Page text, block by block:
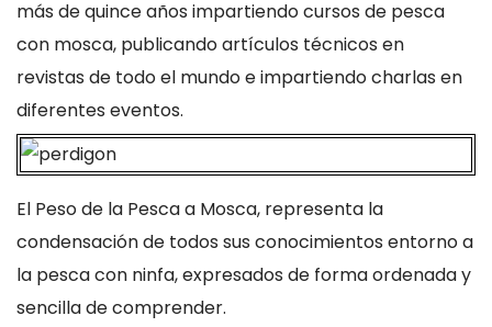
más de quince años impartiendo cursos de pesca
con mosca, publicando artículos técnicos en
revistas de todo el mundo e impartiendo charlas en
diferentes eventos.
El Peso de la Pesca a Mosca, representa la
condensación de todos sus conocimientos entorno a
la pesca con ninfa, expresados de forma ordenada y
sencilla de comprender.